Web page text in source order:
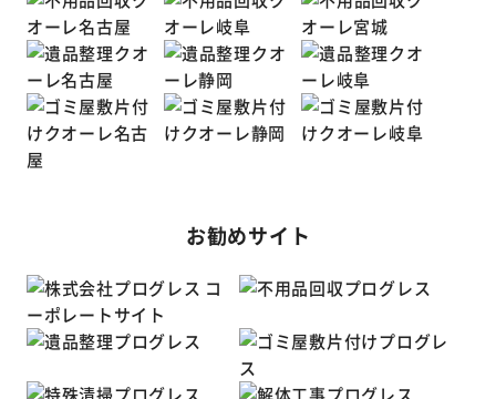
お勧めサイト